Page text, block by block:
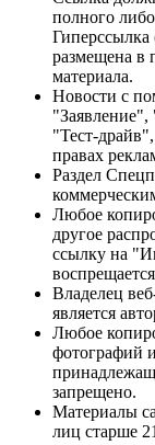
полного
Гиперссылка
размещена в
материала.
Новости с
"Тест-
правах
Раздел
Любое
другое
ссылку на
Владелец
является
Любое
фотографий
запрещено.
Материалы
лиц старше